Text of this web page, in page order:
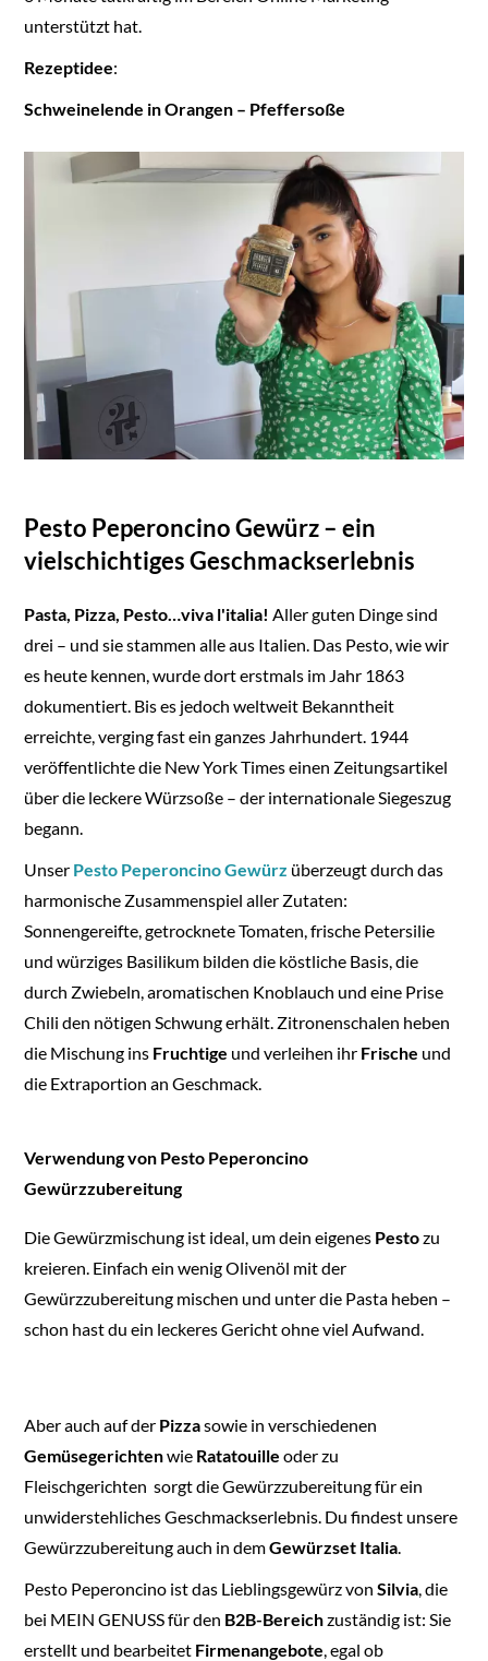
unterstützt hat.
Rezeptidee:
Schweinelende in Orangen – Pfeffersoße
Pesto Peperoncino Gewürz – ein
vielschichtiges Geschmackserlebnis
Pasta, Pizza, Pesto…viva l'italia! Aller guten Dinge sind
drei – und sie stammen alle aus Italien. Das Pesto, wie wir
es heute kennen, wurde dort erstmals im Jahr 1863
dokumentiert. Bis es jedoch weltweit Bekanntheit
erreichte, verging fast ein ganzes Jahrhundert. 1944
veröffentlichte die New York Times einen Zeitungsartikel
über die leckere Würzsoße – der internationale Siegeszug
begann.
Unser Pesto Peperoncino Gewürz überzeugt durch das
harmonische Zusammenspiel aller Zutaten:
Sonnengereifte, getrocknete Tomaten, frische Petersilie
und würziges Basilikum bilden die köstliche Basis, die
durch Zwiebeln, aromatischen Knoblauch und eine Prise
Chili den nötigen Schwung erhält. Zitronenschalen heben
die Mischung ins Fruchtige und verleihen ihr Frische und
die Extraportion an Geschmack.
Verwendung von Pesto Peperoncino
Gewürzzubereitung
Die Gewürzmischung ist ideal, um dein eigenes Pestozu
kreieren. Einfach ein wenig Olivenöl mit der
Gewürzzubereitung mischen und unter die Pasta heben –
schon hast du ein leckeres Gericht ohne viel Aufwand.
Aber auch auf der Pizzasowie in verschiedenen
Gemüsegerichtenwie Ratatouilleoder zu
Fleischgerichten sorgt die Gewürzzubereitung für ein
unwiderstehliches Geschmackserlebnis. Du findest unsere
Gewürzzubereitung auch in demGewürzset Italia
Pesto Peperoncino ist das Lieblingsgewürz vonSilvia , die
bei MEIN GENUSS für den B2B-Bereichzuständig ist: Sie
erstellt und bearbeitet Firmenangebote , egal ob